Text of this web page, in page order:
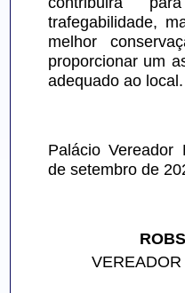
trafegabilidade,
melhor
proporcionar um
adequado ao local.
Palácio Vereador
de setembro de